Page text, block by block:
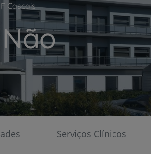
Cascais
Serviços Clínicos
Atendimento
Adultos
Todos os dias, das
Pediatria
Todos os dias, das